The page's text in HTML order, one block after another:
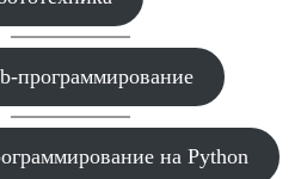
программирование
на Python